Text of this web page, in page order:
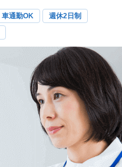
車通勤OK
週休2日制